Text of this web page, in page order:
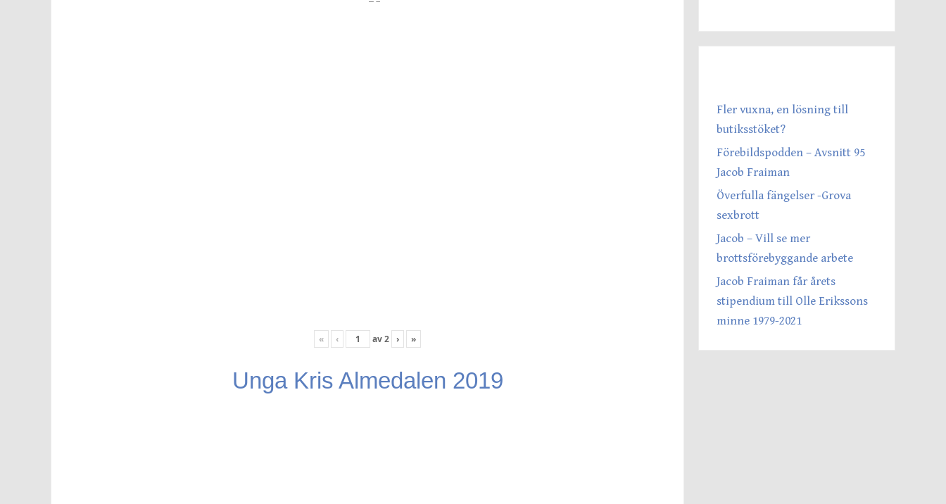
« ‹ av2 › »
Unga Kris Almedalen 2019
Fler vuxna, en lösning till
butiksstöket?
Förebildspodden – Avsnitt 95
Jacob Fraiman
Överfulla fängelser -Grova
sexbrott
Jacob – Vill se mer
brottsförebyggande arbete
Jacob Fraiman får årets
stipendium till Olle Erikssons
minne 1979-2021